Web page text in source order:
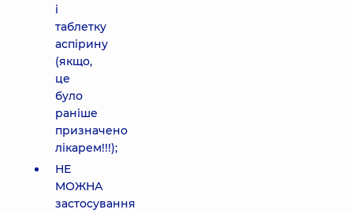
і
таблетку
аспірину
(якщо,
це
було
раніше
призначено
лікарем!!!);
НЕ
МОЖНА
застосування